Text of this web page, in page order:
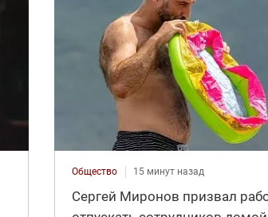
Общество 15 минут назад
Сергей Миронов призвал